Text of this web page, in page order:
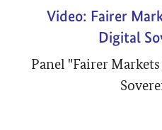
Video: Fairer
Digital
Panel "Fairer